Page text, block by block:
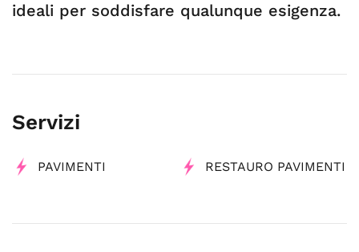
ideali per soddisfare qualunque esigenza.
Servizi
PAVIMENTI RESTAURO PAVIMENTI